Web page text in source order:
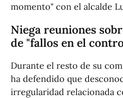
momento" con el alcalde
Niega reuniones
de "fallos en el
Durante el resto de su
ha defendido que
irregularidad relacionada